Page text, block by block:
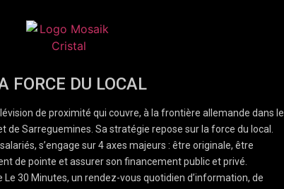
FORCE DU LOCAL
de proximité qui couvre, à la frontière allemande dans le
de Sarreguemines. Sa stratégie repose sur la force du local.
s’engage sur 4 axes majeurs : être originale, être
de pointe et assurer son financement public et privé.
30 Minutes, un rendez-vous quotidien d’information, de